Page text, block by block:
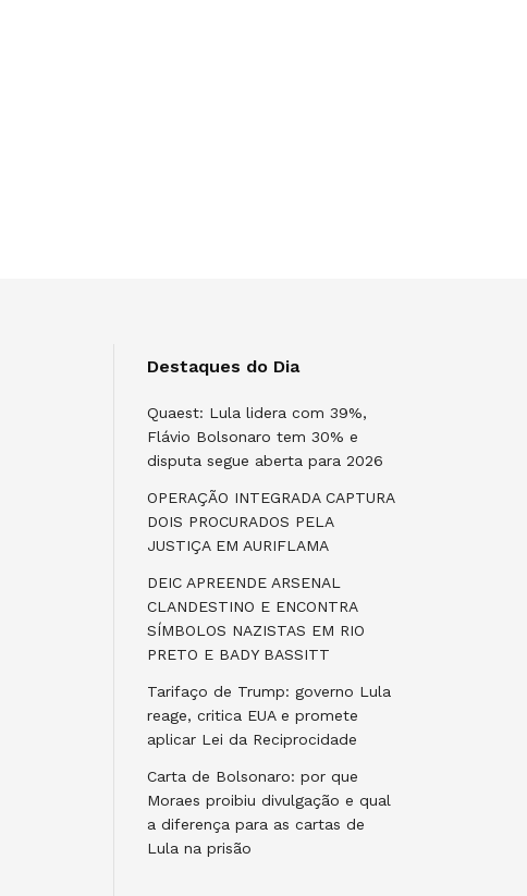
Destaques do Dia
Quaest: Lula lidera com 39%,
Flávio Bolsonaro tem 30% e
disputa segue aberta para 2026
OPERAÇÃO INTEGRADA CAPTURA
DOIS PROCURADOS PELA
JUSTIÇA EM AURIFLAMA
DEIC APREENDE ARSENAL
CLANDESTINO E ENCONTRA
SÍMBOLOS NAZISTAS EM RIO
PRETO E BADY BASSITT
Tarifaço de Trump: governo Lula
reage, critica EUA e promete
aplicar Lei da Reciprocidade
Carta de Bolsonaro: por que
Moraes proibiu divulgação e qual
a diferença para as cartas de
Lula na prisão